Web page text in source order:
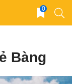
0
Bàng